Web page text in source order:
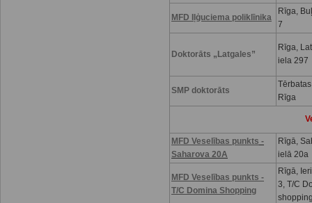
MFD Iļģuciema poliklīnika
Rīga,
7
Doktorāts „Latgales”
Rīga,
iela 297
SMP doktorāts
Rīga
MFD Veselības punkts -
Saharova 20A
Rīgā,
ielā 20a
MFD Veselības punkts -
T/C Domina Shopping
Rīgā,
3, T/C